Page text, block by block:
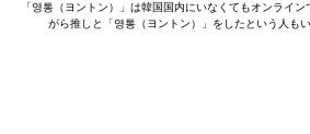
「영통（ヨントン）」は韓国国内にいなくてもオンライ
がら推しと「영통（ヨントン）」をしたという人も